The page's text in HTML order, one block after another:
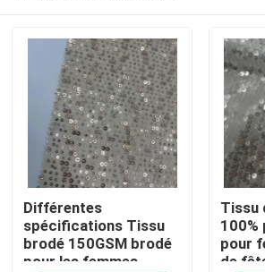
Différentes
spécifications Tissu
brodé 150GSM brodé
pour les femmes
Tissu
100%
pour
de